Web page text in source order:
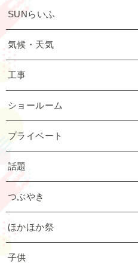
SUNらいふ
気候・天気
工事
ショールーム
プライベート
話題
つぶやき
ほかほか祭
子供